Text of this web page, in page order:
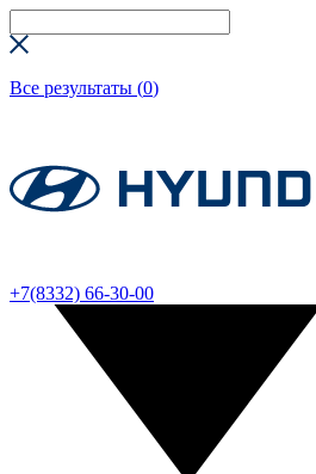
Все результаты (0)
+7(8332) 66-30-00